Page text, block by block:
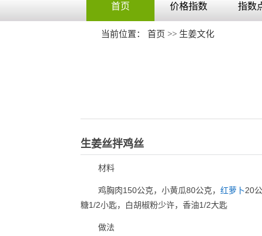
首页 价格指数 指数
当前位置： 首页 >> 生姜文化
生姜丝拌鸡丝
材料
鸡胸肉150公克，小黄瓜80公克， 红萝卜20
糖1/2小匙，白胡椒粉少许，香油1/2大匙
做法